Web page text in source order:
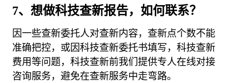
7、想做科技查新报告，如何联系？
因一些查新委托人对查新内容，查新点个数不能
准确把控，或因科技查新委托书填写，科技查新
费用等问题，科技查新前我们提供专人在线对接
咨询服务，避免在查新服务中走弯路。